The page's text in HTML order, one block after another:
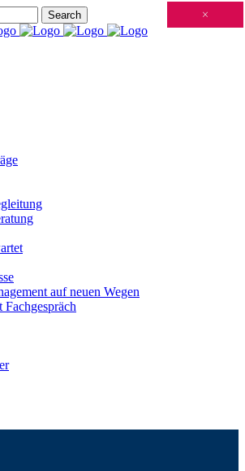
auf neuen Wegen
Fachgespräch
Schließen
×
×
×
×
×
×
×
×
×
×
×
×
×
×
×
×
×
×
×
×
×
×
×
×
×
×
×
×
×
×
×
×
×
×
×
×
×
×
×
×
×
×
×
×
×
×
×
×
×
×
×
×
×
×
×
×
×
×
×
×
×
×
×
×
×
×
×
×
×
×
×
×
×
×
×
×